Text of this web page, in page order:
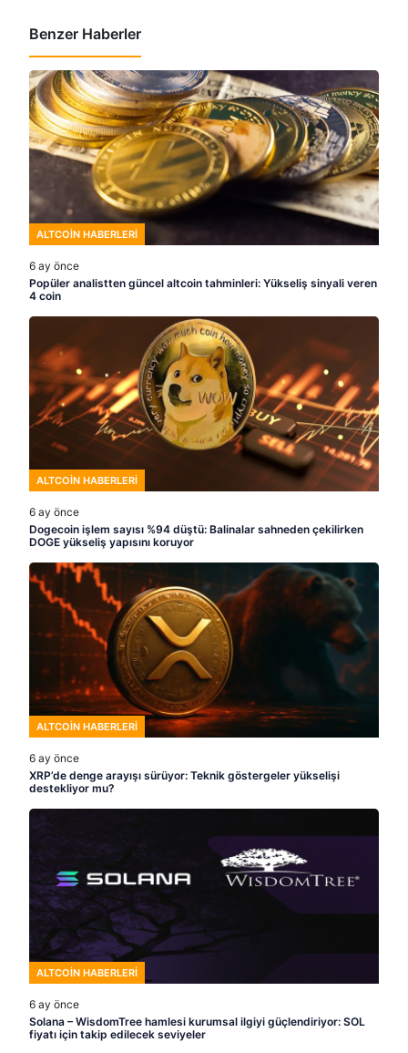
Benzer Haberler
ALTCOIN HABERLERI
6 ay önce
Popüler analistten güncel altcoin tahminleri: Yükseliş sinyali veren
4 coin
ALTCOIN HABERLERI
6 ay önce
Dogecoin işlem sayısı %94 düştü: Balinalar sahneden çekilirken
DOGE yükseliş yapısını koruyor
ALTCOIN HABERLERI
6 ay önce
XRP’de denge arayışı sürüyor: Teknik göstergeler yükselişi
destekliyor mu?
ALTCOIN HABERLERI
6 ay önce
Solana – WisdomTree hamlesi kurumsal ilgiyi güçlendiriyor: SOL
fiyatı için takip edilecek seviyeler